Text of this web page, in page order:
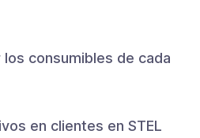
consumibles de cada
en clientes en STEL